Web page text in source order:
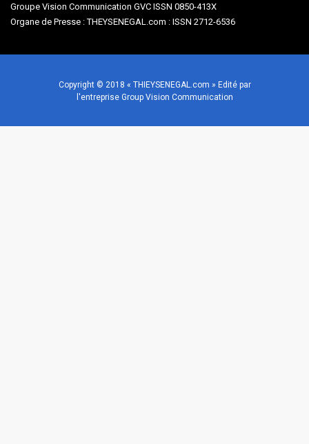
Groupe Vision Communication GVC ISSN 0850-413X
Organe de Presse : THEYSENEGAL.com : ISSN 2712-6536
Copyright © 2018 « THIEYSENEGAL.com » Edité par
l'entreprise Group Vision Communication